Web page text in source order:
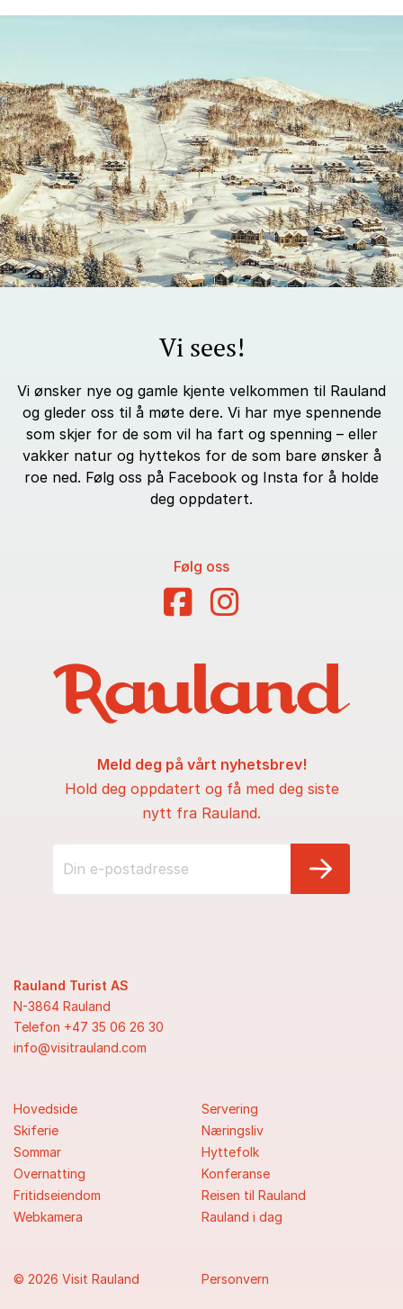
Vi sees!
Vi ønsker nye og gamle kjente velkommen til Rauland
og gleder oss til å møte dere. Vi har mye spennende
som skjer for de som vil ha fart og spenning – eller
vakker natur og hyttekos for de som bare ønsker å
roe ned. Følg oss på Facebook og Insta for å holde
deg oppdatert.
Følg oss
Rauland Turist AS
N-3864 Rauland
Telefon +47 35 06 26 30
info@visitrauland.com
Hovedside
Skiferie
Sommar
Overnatting
Fritidseiendom
Webkamera
Servering
Næringsliv
Hyttefolk
Konferanse
Reisen til Rauland
Rauland i dag
Meld deg på vårt nyhetsbrev!
Hold deg oppdatert og få med deg siste
nytt fra Rauland.
© 2026 Visit Rauland Personvern